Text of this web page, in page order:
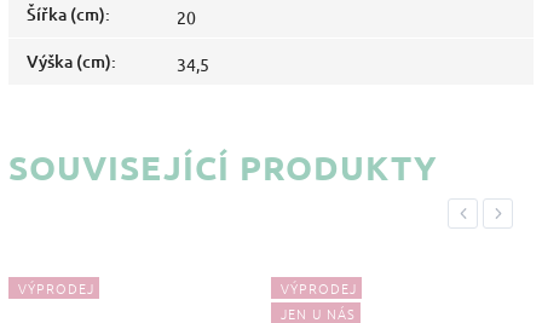
Šířka (cm): 20
Výška (cm): 34,5
SOUVISEJÍCÍ PRODUKTY
Previous
VÝPRODEJ
VÝPRODEJ
JEN U NÁS
Next